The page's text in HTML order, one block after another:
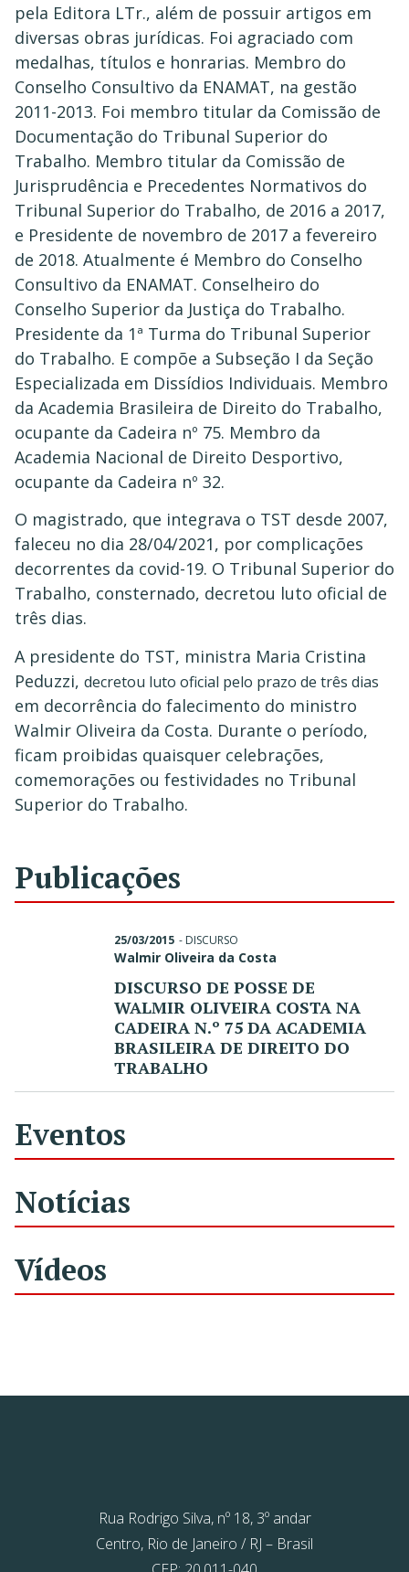
pela Editora LTr., além de possuir artigos em
diversas obras jurídicas. Foi agraciado com
medalhas, títulos e honrarias. Membro do
Conselho Consultivo da ENAMAT, na gestão
2011-2013. Foi membro titular da Comissão de
Documentação do Tribunal Superior do
Trabalho. Membro titular da Comissão de
Jurisprudência e Precedentes Normativos do
Tribunal Superior do Trabalho, de 2016 a 2017,
e Presidente de novembro de 2017 a fevereiro
de 2018. Atualmente é Membro do Conselho
Consultivo da ENAMAT. Conselheiro do
Conselho Superior da Justiça do Trabalho.
Presidente da 1ª Turma do Tribunal Superior
do Trabalho. E compõe a Subseção I da Seção
Especializada em Dissídios Individuais. Membro
da Academia Brasileira de Direito do Trabalho,
ocupante da Cadeira nº 75. Membro da
Academia Nacional de Direito Desportivo,
ocupante da Cadeira nº 32.
O magistrado, que integrava o TST desde 2007,
faleceu no dia 28/04/2021, por complicações
decorrentes da covid-19. O Tribunal Superior do
Trabalho, consternado, decretou luto oficial de
três dias.
A presidente do TST, ministra Maria Cristina
Peduzzi, decretou luto oficial pelo prazo de três dias
em decorrência do falecimento do ministro
Walmir Oliveira da Costa. Durante o período,
ficam proibidas quaisquer celebrações,
comemorações ou festividades no Tribunal
Superior do Trabalho.
Publicações
25/03/2015 - DISCURSO
Walmir Oliveira da Costa
DISCURSO DE POSSE DE
WALMIR OLIVEIRA COSTA NA
CADEIRA N.º 75 DA ACADEMIA
BRASILEIRA DE DIREITO DO
TRABALHO
Eventos
Notícias
Vídeos
Rua Rodrigo Silva, nº 18, 3º andar
Centro, Rio de Janeiro / RJ – Brasil